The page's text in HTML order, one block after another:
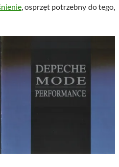
, osprzęt potrzebny do tego,